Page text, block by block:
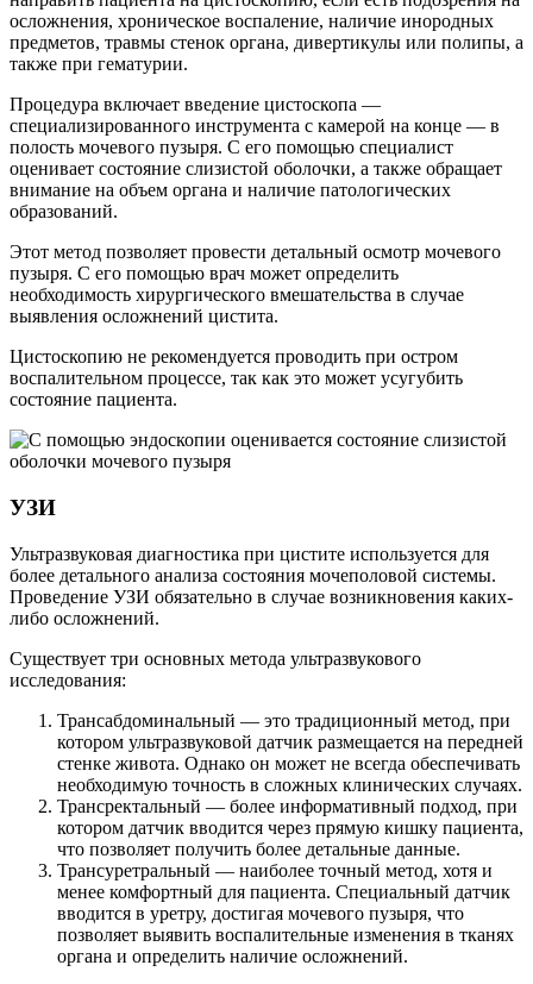
осложнения, хроническое воспаление, наличие инородных
предметов, травмы стенок органа, дивертикулы или полипы, а
также при гематурии.
Процедура включает введение цистоскопа —
специализированного инструмента с камерой на конце — в
полость мочевого пузыря. С его помощью специалист
оценивает состояние слизистой оболочки, а также обращает
внимание на объем органа и наличие патологических
образований.
Этот метод позволяет провести детальный осмотр мочевого
пузыря. С его помощью врач может определить
необходимость хирургического вмешательства в случае
выявления осложнений цистита.
Цистоскопию не рекомендуется проводить при остром
воспалительном процессе, так как это может усугубить
состояние пациента.
УЗИ
Ультразвуковая диагностика при цистите используется для
более детального анализа состояния мочеполовой системы.
Проведение УЗИ обязательно в случае возникновения каких-
либо осложнений.
Существует три основных метода ультразвукового
исследования:
Трансабдоминальный — это традиционный метод, при
котором ультразвуковой датчик размещается на передней
стенке живота. Однако он может не всегда обеспечивать
необходимую точность в сложных клинических случаях.
Трансректальный — более информативный подход, при
котором датчик вводится через прямую кишку пациента,
что позволяет получить более детальные данные.
Трансуретральный — наиболее точный метод, хотя и
менее комфортный для пациента. Специальный датчик
вводится в уретру, достигая мочевого пузыря, что
позволяет выявить воспалительные изменения в тканях
органа и определить наличие осложнений.